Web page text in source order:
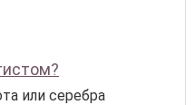
или серебра